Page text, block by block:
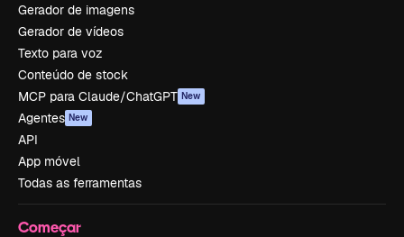
Gerador de imagens
Gerador de vídeos
Texto para voz
Conteúdo de stock
MCP para Claude/ChatGPT New
Agentes New
API
App móvel
Todas as ferramentas
Começar